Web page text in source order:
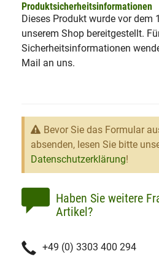
Produktsicherheitsinformationen
Dieses Produkt wurde vor dem
unserem Shop bereitgestellt.
Sicherheitsinformationen
Mail an uns.
Bevor Sie das Formular
absenden, lesen Sie bitte
Datenschutzerklärung!
Haben Sie weitere
Artikel?
+49 (0) 3303 400 294